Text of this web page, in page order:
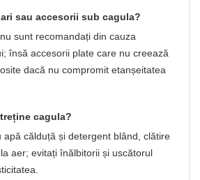
sau accesorii sub cagula?
sunt recomandați din cauza
însă accesorii plate care nu creează
dacă nu compromit etanșeitatea
cagula?
apă călduță și detergent blând, clătire
aer; evitați înălbitorii și uscătorul